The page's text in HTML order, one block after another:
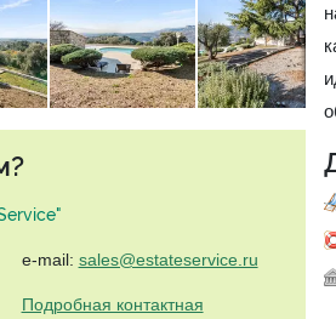
e-mail: sales@estateservice.ru
Подробная контактная